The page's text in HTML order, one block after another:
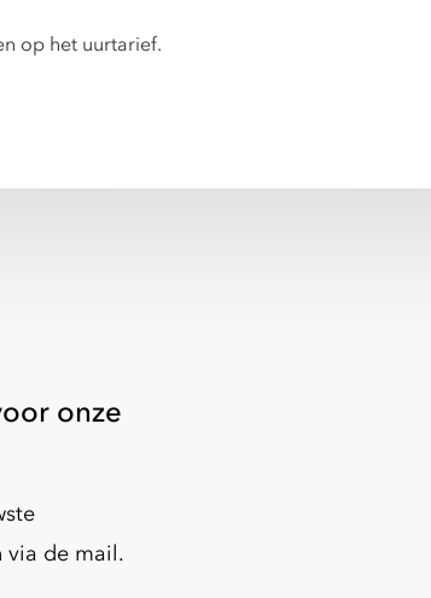
op het uurtarief.
onze
via de mail.